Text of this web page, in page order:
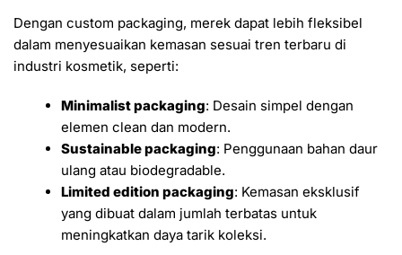
Dengan custom packaging, merek dapat lebih fleksibel
dalam menyesuaikan kemasan sesuai tren terbaru di
industri kosmetik, seperti:
Minimalist packaging: Desain simpel dengan
elemen clean dan modern.
Sustainable packaging: Penggunaan bahan daur
ulang atau biodegradable.
Limited edition packaging: Kemasan eksklusif
yang dibuat dalam jumlah terbatas untuk
meningkatkan daya tarik koleksi.